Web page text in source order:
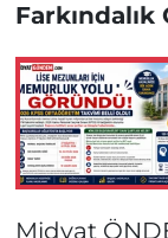
Midyat